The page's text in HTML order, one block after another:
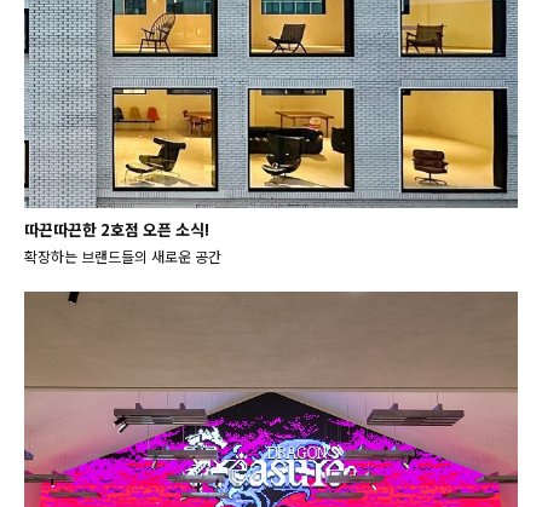
따끈따끈한 2호점 오픈 소식!
확장하는 브랜드들의 새로운 공간